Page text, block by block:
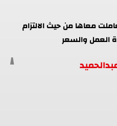
معاها من حيث الالتزام
العمل والسعر